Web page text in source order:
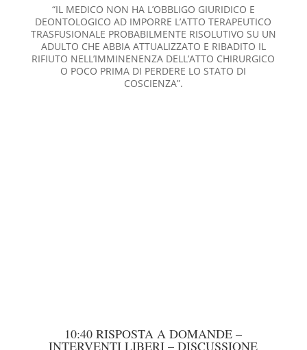
“IL MEDICO NON HA L’OBBLIGO GIURIDICO E
DEONTOLOGICO AD IMPORRE L’ATTO TERAPEUTICO
TRASFUSIONALE PROBABILMENTE RISOLUTIVO SU UN
ADULTO CHE ABBIA ATTUALIZZATO E RIBADITO IL
RIFIUTO NELL’IMMINENENZA DELL’ATTO CHIRURGICO
O POCO PRIMA DI PERDERE LO STATO DI
COSCIENZA”.
10:40 RISPOSTA A DOMANDE –
INTERVENTI LIBERI – DISCUSSIONE